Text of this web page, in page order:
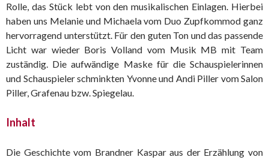
Rolle, das Stück lebt von den musikalischen Einlagen. Hierbei
haben uns Melanie und Michaela vom Duo Zupfkommod ganz
hervorragend unterstützt. Für den guten Ton und das passende
Licht war wieder Boris Volland vom Musik MB mit Team
zuständig. Die aufwändige Maske für die Schauspielerinnen
und Schauspieler schminkten Yvonne und Andi Piller vom Salon
Piller, Grafenau bzw. Spiegelau.
Inhalt
Die Geschichte vom Brandner Kaspar aus der Erzählung von